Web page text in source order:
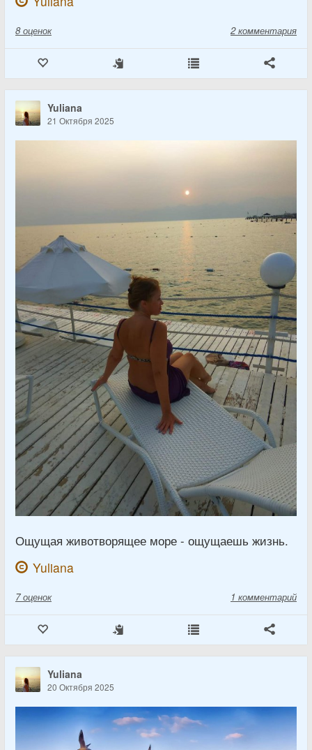
8 оценок 2 комментария
Yuliana
21 Октября 2025
Ощущая животворящее море - ощущаешь жизнь.
Yuliana
7 оценок 1 комментарий
Yuliana
20 Октября 2025